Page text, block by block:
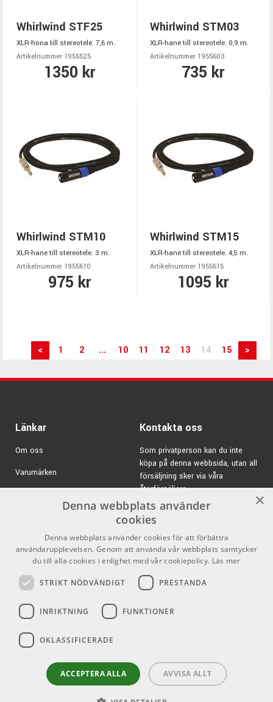
Whirlwind STF25
XLR-hona till stereotele. 7,6 m.
Artikelnummer 1955525
1350 kr
Whirlwind STM03
XLR-hane till stereotele. 0,9 m.
Artikelnummer 1955603
735 kr
Whirlwind STM10
XLR-hane till stereotele. 3 m.
Artikelnummer 1955610
975 kr
Whirlwind STM15
XLR-hane till stereotele. 4,5 m.
Artikelnummer 1955615
1095 kr
< 1 2 ... 10 11 12 13 14 15 >
Länkar
Om oss
Varumärken
Försäljningsvillkor
Inlogg för återförsäljare
Kontakta oss
Som privatperson kan du inte
köpa på denna webbsida, utan all
försäljning sker via våra
återförsäljare.
E-post:info@emnordic.se
Youtube
×
Denna webbplats använder
cookies
Denna webbplats använder cookies för att förbättra
användarupplevelsen. Genom att använda vår webbplats samtycker
du till alla cookies i enlighet med vår cookiepolicy. Läs mer
STRIKT NÖDVÄNDIGT PRESTANDA
INRIKTNING FUNKTIONER
OKLASSIFICERADE
ACCEPTERA ALLA AVVISA ALLT